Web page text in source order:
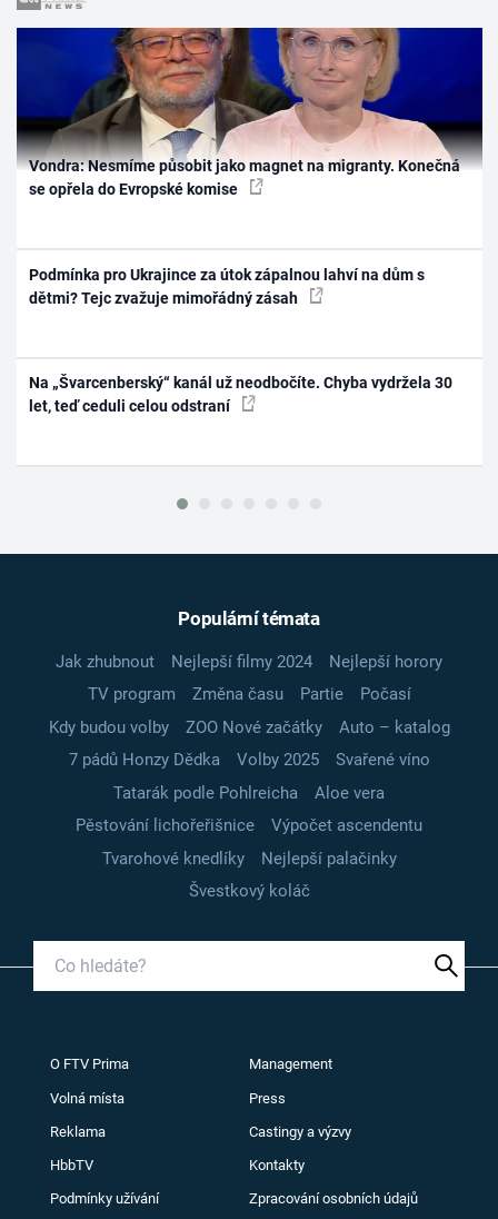
Vondra: Nesmíme působit jako magnet na migranty. Konečná
se opřela do Evropské komise
Podmínka pro Ukrajince za útok zápalnou lahví na dům s
dětmi? Tejc zvažuje mimořádný zásah
Na „Švarcenberský“ kanál už neodbočíte. Chyba vydržela 30
let, teď ceduli celou odstraní
Populární témata
Jak zhubnout Nejlepší filmy 2024
Nejlepší horory
TV program
Změna času Partie
Počasí
Kdy budou volby
ZOO Nové začátky
Auto – katalog
7 pádů Honzy Dědka
Volby 2025
Svařené víno
Tatarák podle Pohlreicha
Aloe vera
Pěstování lichořeřišnice
Výpočet ascendentu
Tvarohové knedlíky
Nejlepší palačinky
Švestkový koláč
O FTV Prima Management
Volná místa Press
Reklama Castingy a výzvy
HbbTV Kontakty
Podmínky užívání Zpracování osobních údajů